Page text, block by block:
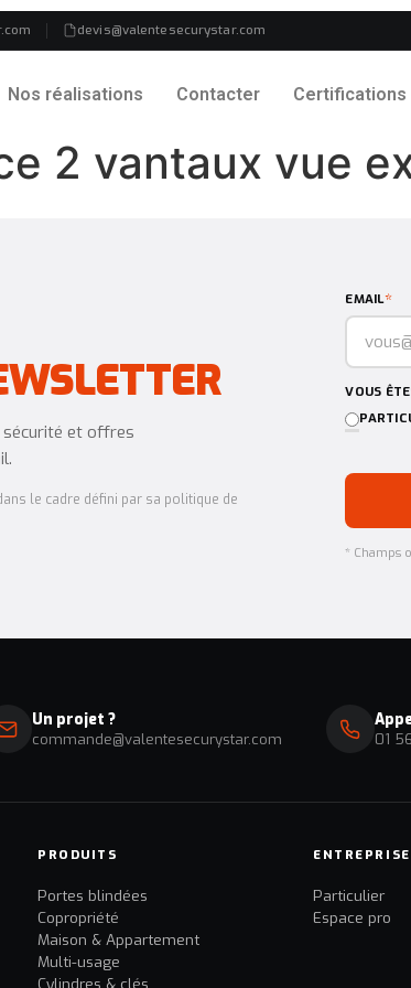
devis@valentesecurystar.com
Nos réalisations Contacter Certifications
2 vantaux vue
sécurité et offres
le cadre défini par sa politique de
EMAIL*
VOUS
* Champs
Un projet ?
commande@valentesecurystar.com 01
PRODUITS
Portes blindées
Copropriété
Maison & Appartement
Multi-usage
Cylindres & clés
ENTREPRISE
Particulier
Espace pro